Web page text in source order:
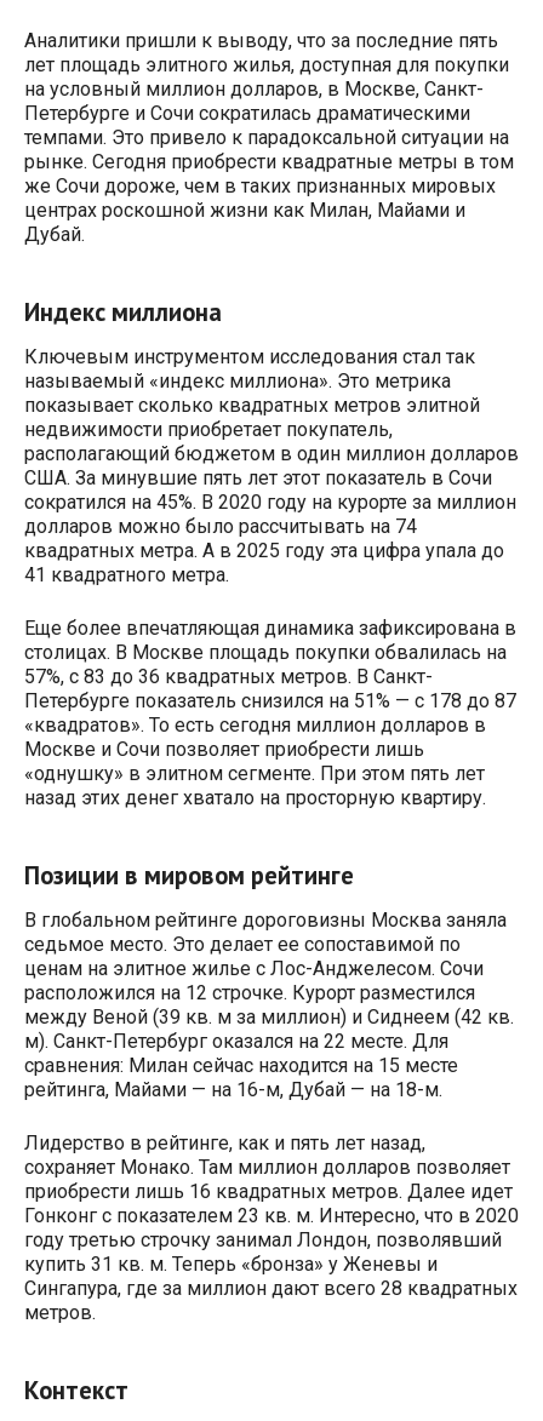
Аналитики пришли к выводу, что за последние пять
лет площадь элитного жилья, доступная для покупки
на условный миллион долларов, в Москве, Санкт-
Петербурге и Сочи сократилась драматическими
темпами. Это привело к парадоксальной ситуации на
рынке. Сегодня приобрести квадратные метры в том
же Сочи дороже, чем в таких признанных мировых
центрах роскошной жизни как Милан, Майами и
Дубай.
Индекс миллиона
Ключевым инструментом исследования стал так
называемый «индекс миллиона». Это метрика
показывает сколько квадратных метров элитной
недвижимости приобретает покупатель,
располагающий бюджетом в один миллион долларов
США. За минувшие пять лет этот показатель в Сочи
сократился на 45%. В 2020 году на курорте за миллион
долларов можно было рассчитывать на 74
квадратных метра. А в 2025 году эта цифра упала до
41 квадратного метра.
Еще более впечатляющая динамика зафиксирована в
столицах. В Москве площадь покупки обвалилась на
57%, с 83 до 36 квадратных метров. В Санкт-
Петербурге показатель снизился на 51% — с 178 до 87
«квадратов». То есть сегодня миллион долларов в
Москве и Сочи позволяет приобрести лишь
«однушку» в элитном сегменте. При этом пять лет
назад этих денег хватало на просторную квартиру.
Позиции в мировом рейтинге
В глобальном рейтинге дороговизны Москва заняла
седьмое место. Это делает ее сопоставимой по
ценам на элитное жилье с Лос-Анджелесом. Сочи
расположился на 12 строчке. Курорт разместился
между Веной (39 кв. м за миллион) и Сиднеем (42 кв.
м). Санкт-Петербург оказался на 22 месте. Для
сравнения: Милан сейчас находится на 15 месте
рейтинга, Майами — на 16-м, Дубай — на 18-м.
Лидерство в рейтинге, как и пять лет назад,
сохраняет Монако. Там миллион долларов позволяет
приобрести лишь 16 квадратных метров. Далее идет
Гонконг с показателем 23 кв. м. Интересно, что в 2020
году третью строчку занимал Лондон, позволявший
купить 31 кв. м. Теперь «бронза» у Женевы и
Сингапура, где за миллион дают всего 28 квадратных
метров.
Контекст